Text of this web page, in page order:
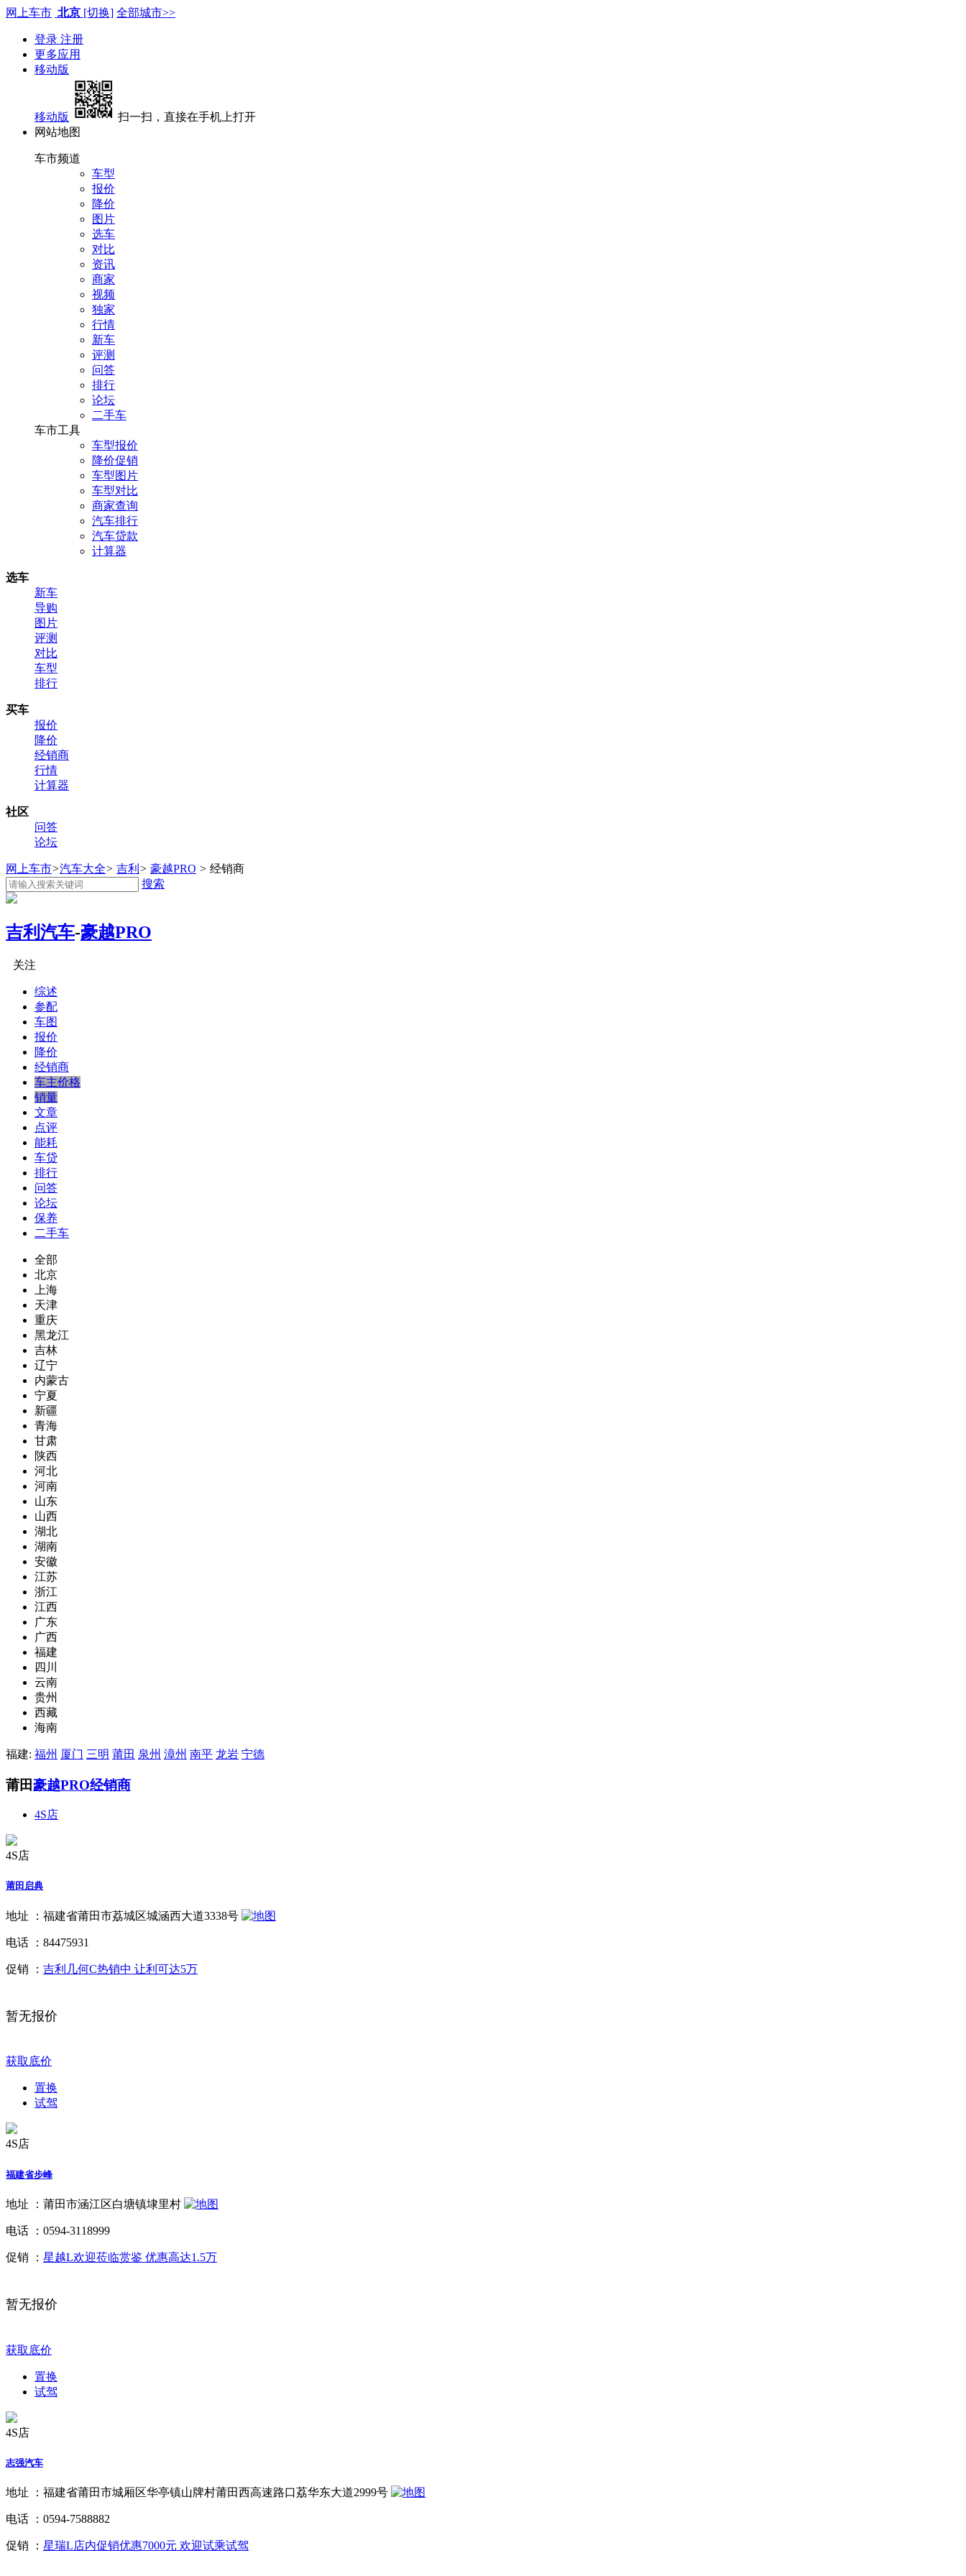
网上车市 北京 [切换] 全部城市>>
登录 注册
更多应用
移动版
移动版
扫一扫，直接在手机上打开
网站地图
车市频道
车型
报价
降价
图片
选车
对比
资讯
商家
视频
独家
行情
新车
评测
问答
排行
论坛
二手车
车市工具
车型报价
降价促销
车型图片
车型对比
商家查询
汽车排行
汽车贷款
计算器
选车
新车
导购
图片
评测
对比
车型
排行
买车
报价
降价
经销商
行情
计算器
社区
问答
论坛
网上车市>汽车大全> 吉利 > 豪越PRO > 经销商
搜索
吉利汽车-豪越PRO
关注
综述
参配
车图
报价
降价
经销商
车主价格
销量
文章
点评
能耗
车贷
排行
问答
论坛
保养
二手车
全部
北京
上海
天津
重庆
黑龙江
吉林
辽宁
内蒙古
宁夏
新疆
青海
甘肃
陕西
河北
河南
山东
山西
湖北
湖南
安徽
江苏
浙江
江西
广东
广西
福建
四川
云南
贵州
西藏
海南
福建: 福州 厦门 三明 莆田 泉州 漳州 南平 龙岩 宁德
莆田豪越PRO经销商
4S店
4S店
莆田启典
地址 ： 福建省莆田市荔城区城涵西大道3338号
电话 ： 84475931
促销 ： 吉利几何C热销中 让利可达5万
暂无报价
获取底价
置换
试驾
4S店
福建省步峰
地址 ： 莆田市涵江区白塘镇埭里村
电话 ： 0594-3118999
促销 ： 星越L欢迎莅临赏鉴 优惠高达1.5万
暂无报价
获取底价
置换
试驾
4S店
志强汽车
地址 ： 福建省莆田市城厢区华亭镇山牌村莆田西高速路口荔华东大道2999号
电话 ： 0594-7588882
促销 ： 星瑞L店内促销优惠7000元 欢迎试乘试驾